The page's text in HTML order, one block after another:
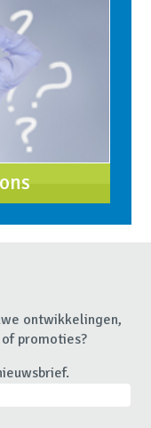
ontwikkelingen,
promoties?